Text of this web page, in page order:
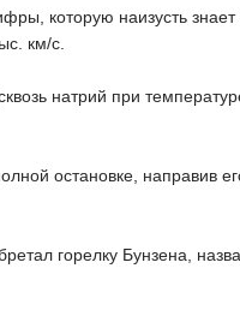
которую наизусть знает
км/с.
натрий при
остановке, направив
горелку Бунзена,